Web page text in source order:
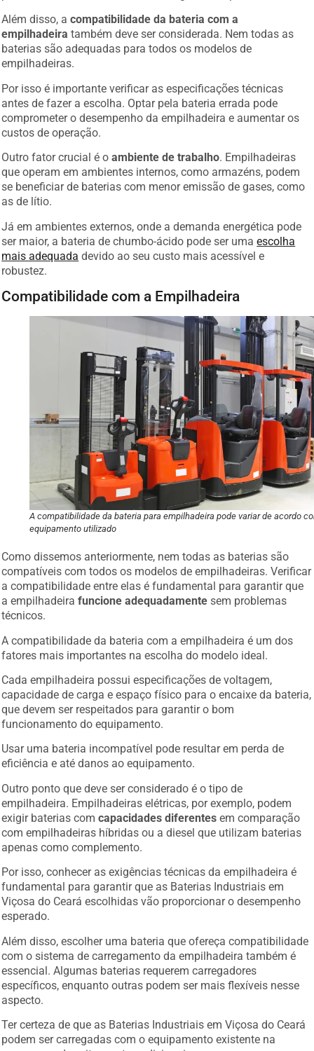
Além disso, acompatibilidade da bateria com a
empilhadeira também deve ser considerada. Nem todas as
baterias são adequadas para todos os modelos de
empilhadeiras.
Por isso é importante verificar as especificações técnicas
antes de fazer a escolha. Optar pela bateria errada pode
comprometer o desempenho da empilhadeira e aumentar os
custos de operação.
Outro fator crucial é oambiente de trabalho. Empilhadeiras
que operam em ambientes internos, como armazéns, podem
se beneficiar de baterias com menor emissão de gases, como
as de lítio.
Já em ambientes externos, onde a demanda energética pode
ser maior, a bateria de chumbo-ácido pode ser umaescolha
mais adequada devido ao seu custo mais acessível e
robustez.
Compatibilidade com a Empilhadeira
A compatibilidade da bateria para empilhadeira pode variar de acordo
equipamento utilizado
Como dissemos anteriormente, nem todas as baterias são
compatíveis com todos os modelos de empilhadeiras. Verificar
a compatibilidade entre elas é fundamental para garantir que
a empilhadeirafuncione adequadamente sem problemas
técnicos.
A compatibilidade da bateria com a empilhadeira é um dos
fatores mais importantes na escolha do modelo ideal.
Cada empilhadeira possui especificações de voltagem,
capacidade de carga e espaço físico para o encaixe da bateria,
que devem ser respeitados para garantir o bom
funcionamento do equipamento.
Usar uma bateria incompatível pode resultar em perda de
eficiência e até danos ao equipamento.
Outro ponto que deve ser considerado é o tipo de
empilhadeira. Empilhadeiras elétricas, por exemplo, podem
exigir baterias comcapacidades diferentes em comparação
com empilhadeiras híbridas ou a diesel que utilizam baterias
apenas como complemento.
Por isso, conhecer as exigências técnicas da empilhadeira é
fundamental para garantir que as Baterias Industriais em
Viçosa do Ceará escolhidas vão proporcionar o desempenho
esperado.
Além disso, escolher uma bateria que ofereça compatibilidade
com o sistema de carregamento da empilhadeira também é
essencial. Algumas baterias requerem carregadores
específicos, enquanto outras podem ser mais flexíveis nesse
aspecto.
Ter certeza de que as Baterias Industriais em Viçosa do Ceará
podem ser carregadas com o equipamento existente na